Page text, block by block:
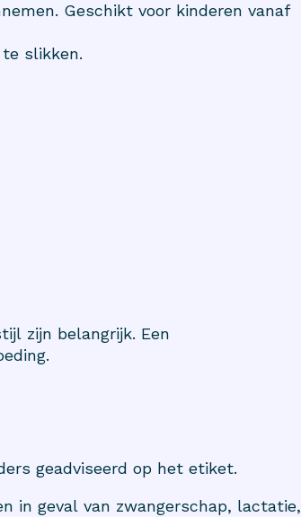
Geschikt voor kinderen vanaf
slikken.
zijn belangrijk. Een
geadviseerd op het etiket.
in geval van zwangerschap, lactatie,